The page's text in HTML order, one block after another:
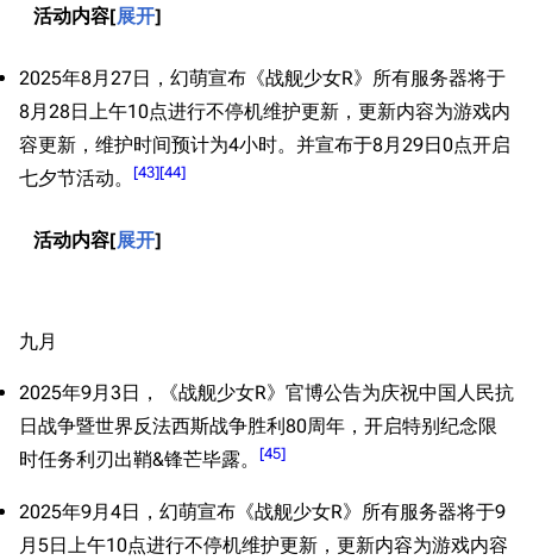
展开
活动内容
2025年8月27日，幻萌宣布《战舰少女R》所有服务器将于
8月28日上午10点进行不停机维护更新，更新内容为游戏内
容更新，维护时间预计为4小时。并宣布于8月29日0点开启
七夕节活动。
[43][44]
展开
活动内容
九月
2025年9月3日，《战舰少女R》官博公告为庆祝中国人民抗
日战争暨世界反法西斯战争胜利80周年，开启特别纪念限
时任务利刃出鞘&锋芒毕露。
[45]
2025年9月4日，幻萌宣布《战舰少女R》所有服务器将于9
月5日上午10点进行不停机维护更新，更新内容为游戏内容